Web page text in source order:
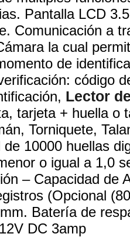
Pantalla LCD
Comunicación a
la cual
de
código
Lector
tarjeta + huella o
Torniquete,
10000 huellas
o igual a 1,0
– Capacidad de
(Opcional
Batería de
DC 3amp